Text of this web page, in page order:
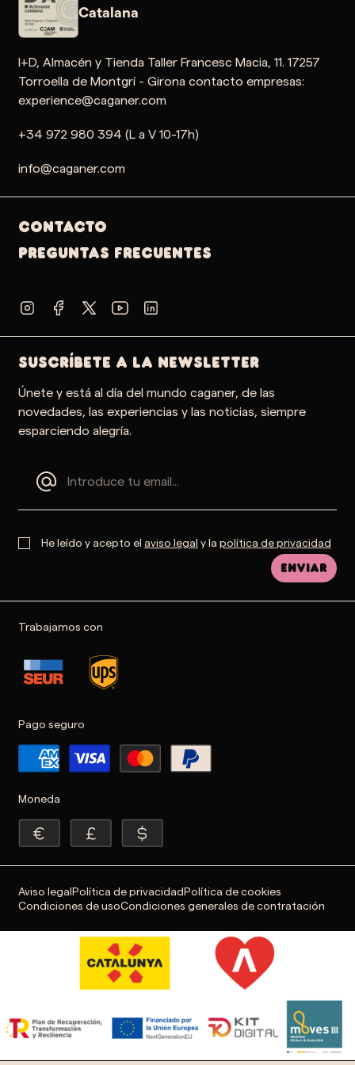
Catalana
I+D, Almacén y Tienda Taller Francesc Macia, 11. 17257
Torroella de Montgrí - Girona contacto empresas:
experience@caganer.com
+34 972 980 394 (L a V 10-17h)
info@caganer.com
Contacto
PREGUNTAS FRECUENTES
SUSCRÍBETE A LA NEWSLETTER
Únete y está al día del mundo caganer, de las
novedades, las experiencias y las noticias, siempre
esparciendo alegría.
He leído y acepto el aviso legal y la política de privacidad
Enviar
Trabajamos con
Pago seguro
Moneda
Aviso legalPolítica de privacidadPolítica de cookies
Condiciones de usoCondiciones generales de contratación